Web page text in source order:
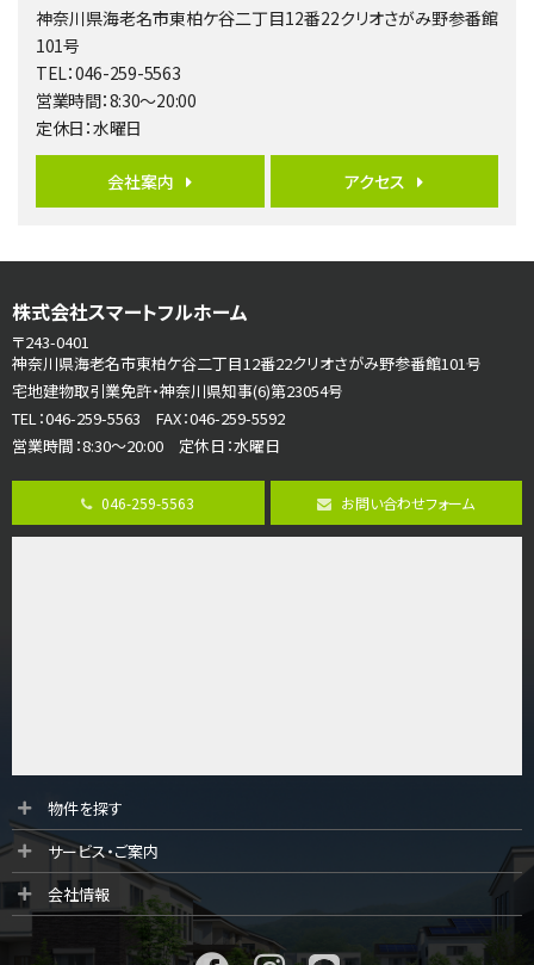
バ19分・ 歩8分
開放感があり日当たり良好な南西・北西角地区画。 …
第6位
3ＬＤＫ
海老名駅
さがみ野駅
歩17分
ご家族が集まるLDKは１７．５帖とゆとりある広さ…
第8位
3,598万円
4ＬＤＫ
長後駅
第10位
4,190万円
桜ヶ丘駅
LDK約20帖とゆとりある広さ！WIC、SICの…
神奈川県海老名市東柏ケ谷二丁目12番22クリオさがみ野参番館
101号
TEL：046-259-5563
営業時間：8:30～20:00
定休日：水曜日
会社案内 アクセス
株式会社スマートフルホーム
〒243-0401
神奈川県海老名市東柏ケ谷二丁目12番22クリオさがみ野参番館101号
宅地建物取引業免許・神奈川県知事(6)第23054号
TEL：046-259-5563 FAX：046-259-5592
営業時間：8:30～20:00 定休日：水曜日
046-259-5563 お問い合わせフォーム
物件を探す
サービス・ご案内
会社情報